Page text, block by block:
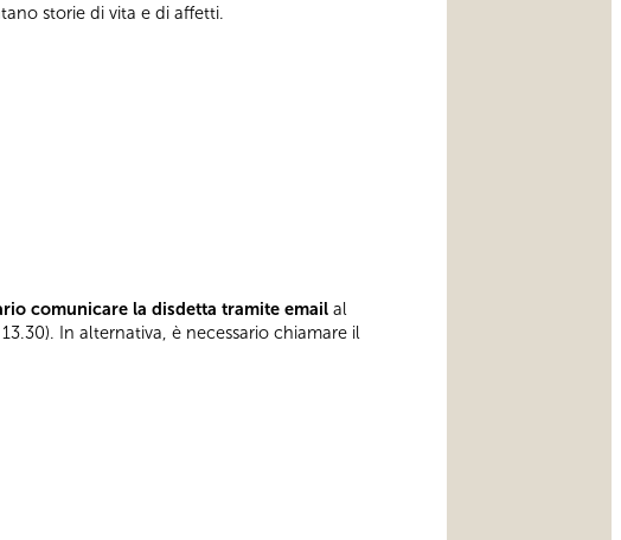
storie di vita e di affetti.
comunicare la disdetta tramite email al
In alternativa, è necessario chiamare il